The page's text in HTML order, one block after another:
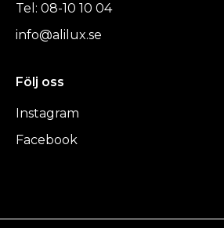
Tel: 08-10 10 04
info@alilux.se
Följ oss
Instagram
Facebook